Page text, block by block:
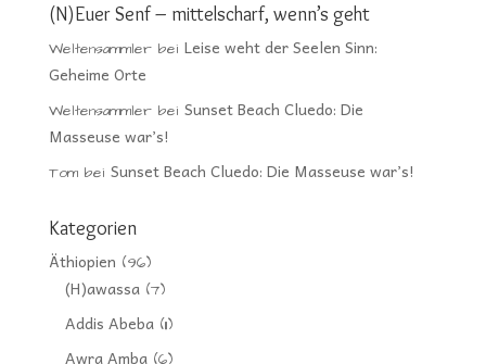
(N)Euer Senf – mittelscharf, wenn’s geht
Weltensammlerbei Leise weht der Seelen Sinn:
Geheime Orte
Weltensammlerbei Sunset Beach Cluedo: Die
Masseuse war’s!
Tombei Sunset Beach Cluedo: Die Masseuse war’s!
Kategorien
Äthiopien (96)
(H)awassa(7)
Addis Abeba(11)
Awra Amba(6)